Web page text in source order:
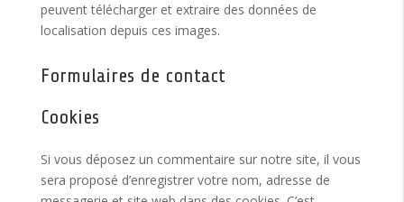
peuvent télécharger et extraire des données de
localisation depuis ces images.
Formulaires de contact
Cookies
Si vous déposez un commentaire sur notre site, il vous
sera proposé d’enregistrer votre nom, adresse de